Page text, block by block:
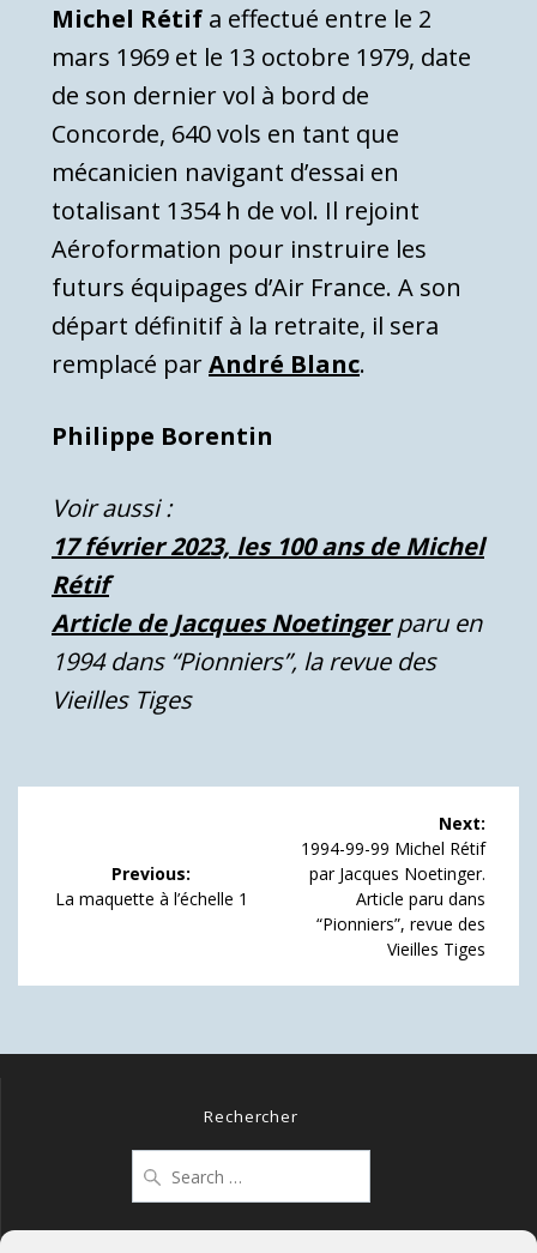
Michel Rétif a effectué entre le 2
mars 1969 et le 13 octobre 1979, date
de son dernier vol à bord de
Concorde, 640 vols en tant que
mécanicien navigant d’essai en
totalisant 1354 h de vol. Il rejoint
Aéroformation pour instruire les
futurs équipages d’Air France. A son
départ définitif à la retraite, il sera
remplacé parAndré Blanc.
Philippe Borentin
Voir aussi :
17 février 2023, les 100 ans de Michel
Rétif
Article de Jacques Noetingerparu en
1994 dans “Pionniers”, la revue des
Vieilles Tiges
l’article
Previous:
Previous
La maquette à l’échelle 1
Next:
Next
post:
1994-99-99 Michel Rétif
par Jacques Noetinger.
Article paru dans
“Pionniers”, revue des
Vieilles Tiges
Rechercher
for: